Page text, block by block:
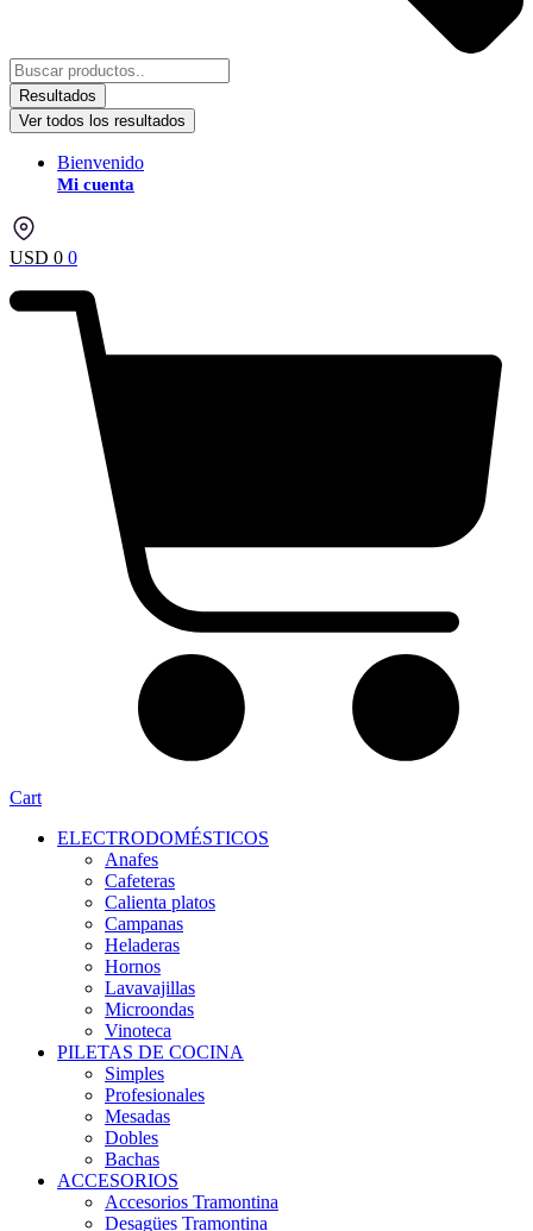
Resultados
Ver todos los resultados
Bienvenido
Mi cuenta
USD 0 0
Cart
ELECTRODOMÉSTICOS
Anafes
Cafeteras
Calienta platos
Campanas
Heladeras
Hornos
Lavavajillas
Microondas
Vinoteca
PILETAS DE COCINA
Simples
Profesionales
Mesadas
Dobles
Bachas
ACCESORIOS
Accesorios Tramontina
Desagües Tramontina